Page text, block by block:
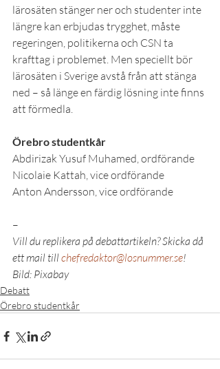
lärosäten stänger ner och studenter inte
längre kan erbjudas trygghet, måste
regeringen, politikerna och CSN ta
krafttag i problemet. Men speciellt bör
lärosäten i Sverige avstå från att stänga
ned – så länge en färdig lösning inte finns
att förmedla.
Örebro studentkår
Abdirizak Yusuf Muhamed, ordförande
Nicolaie Kattah, vice ordförande
Anton Andersson, vice ordförande
–
Vill du replikera på debattartikeln? Skicka då
ett mail till chefredaktor@losnummer.se!
Bild: Pixabay
Debatt
Örebro studentkår